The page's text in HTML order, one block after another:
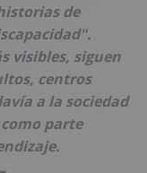
de
visibles, siguen
centros
a la sociedad
parte